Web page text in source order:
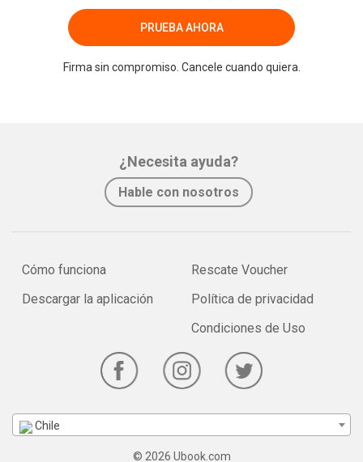
PRUEBA AHORA
Firma sin compromiso. Cancele cuando quiera.
¿Necesita ayuda?
Hable con nosotros
Cómo funciona
Descargar la aplicación
Rescate Voucher
Política de privacidad
Condiciones de Uso
Chile
© 2026 Ubook.com